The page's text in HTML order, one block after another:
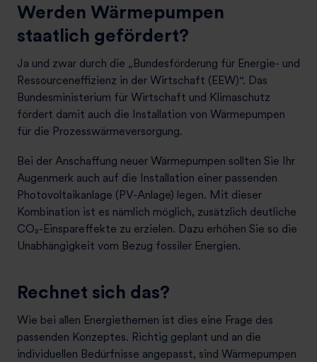
Werden Wärmepumpen
staatlich gefördert?
Ja und zwar durch die „Bundesförderung für Energie- und
Ressourceneffizienz in der Wirtschaft (EEW)“. Das
Bundesministerium für Wirtschaft und Klimaschutz
fördert damit auch die Installation von Wärmepumpen
für die Prozesswärmeversorgung.
Bei der Anschaffung neuer Wärmepumpen sollten Sie Ihr
Augenmerk auch auf die Installation einer passenden
Photovoltaikanlage (PV-Anlage) legen. Mit dieser
Kombination ist es nämlich möglich, zusätzlich deutliche
CO₂-Einspareffekte zu erzielen. Dazu erhöhen Sie so die
Unabhängigkeit vom Bezug fossiler Energien.
Rechnet sich das?
Wie bei allen Energiethemen ist dies eine Frage des
passenden Konzeptes. Richtig geplant und an die
individuellen Bedürfnisse angepasst, sind Wärmepumpen